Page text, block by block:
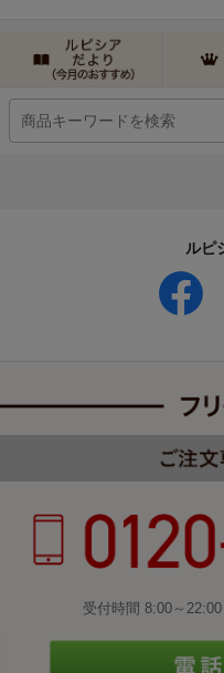
ルピ
受付時間 8:00～